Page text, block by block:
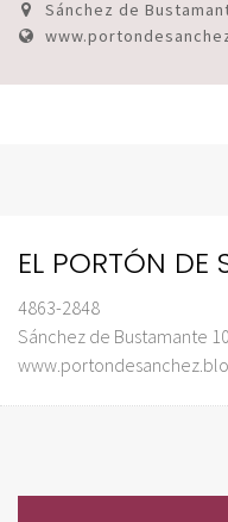
Sánchez de
EL PORTÓN DE
4863-2848
Sánchez de Bustamante